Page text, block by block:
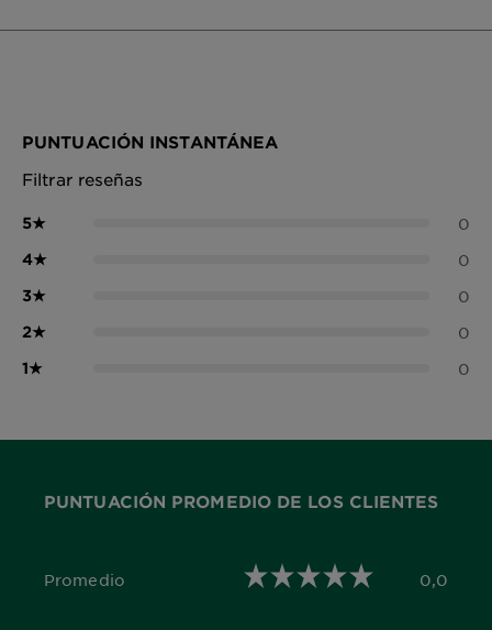
PUNTUACIÓN INSTANTÁNEA
Filtrar reseñas
5★ 0
4★ 0
3★ 0
2★ 0
1★ 0
PUNTUACIÓN PROMEDIO DE LOS CLIENTES
Promedio
0,0 out of 5 stars 0,0